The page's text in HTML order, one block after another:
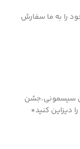
را به ما سفارش
سیسمونی،جشن
دیزاین کنید*